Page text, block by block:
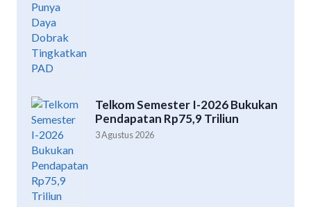
Telkom Semester I-2026 Bukukan
Pendapatan Rp75,9 Triliun
3 Agustus 2026